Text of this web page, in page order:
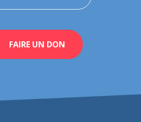
FAIRE UN DON